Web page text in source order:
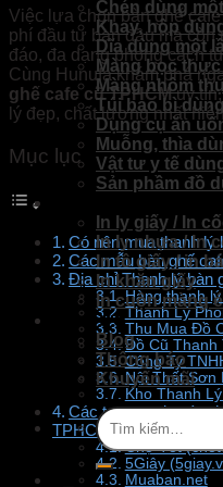
Chén dùng
Khay, hộp
Dĩa dùng một
Màng bọc
Màng nhôm
Túi bao bì
Dụng cụ ăn
Muỗng, thìa
Vật tư y tế
Sản phầm đồ
In ly giấy / In
In ly nhựa / In
In tô giấy / in
In khăn giấy
In cuộn màng
Tin Tức
Blog
Thông báo
Khuyến mãi
Tìm
kiếm:
Việc lựa chọn bàn ghế
phí đầu tư ban đầu mà còn
đáo, đa dạng phong cách
Cùng Hunufa khám phá
ghế cafe cũ TPHCMuy tín,
lý đẹp, chất lượng nhất
Mục lục
Có nên mua thanh lý
Các mẫu bàn ghế
Địa chỉ Thanh lý bàn
Hàng thanh
Thanh Lý
Thu Mua Đồ
Đồ Cũ Thanh
Công Ty
Nội Thất Sơn
Kho Thanh
Các trang web, sàn
TPHCM
Chợ Tốt
5Giây
Muaban.net